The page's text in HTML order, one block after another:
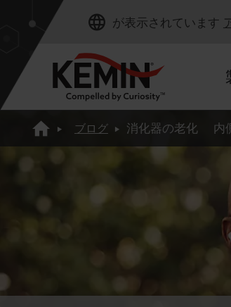
が表示されています
ブログ 消化器の老化 内